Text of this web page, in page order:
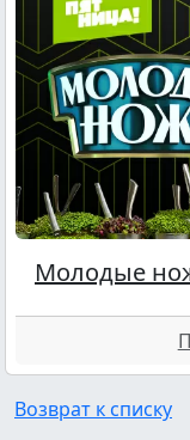
Молодые
Возврат к списку